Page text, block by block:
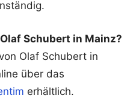
Schubert in Mainz?
Olaf Schubert in
über das
erhältlich.